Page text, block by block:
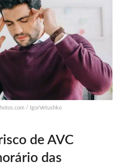
/ IgorVetushko
de AVC
das